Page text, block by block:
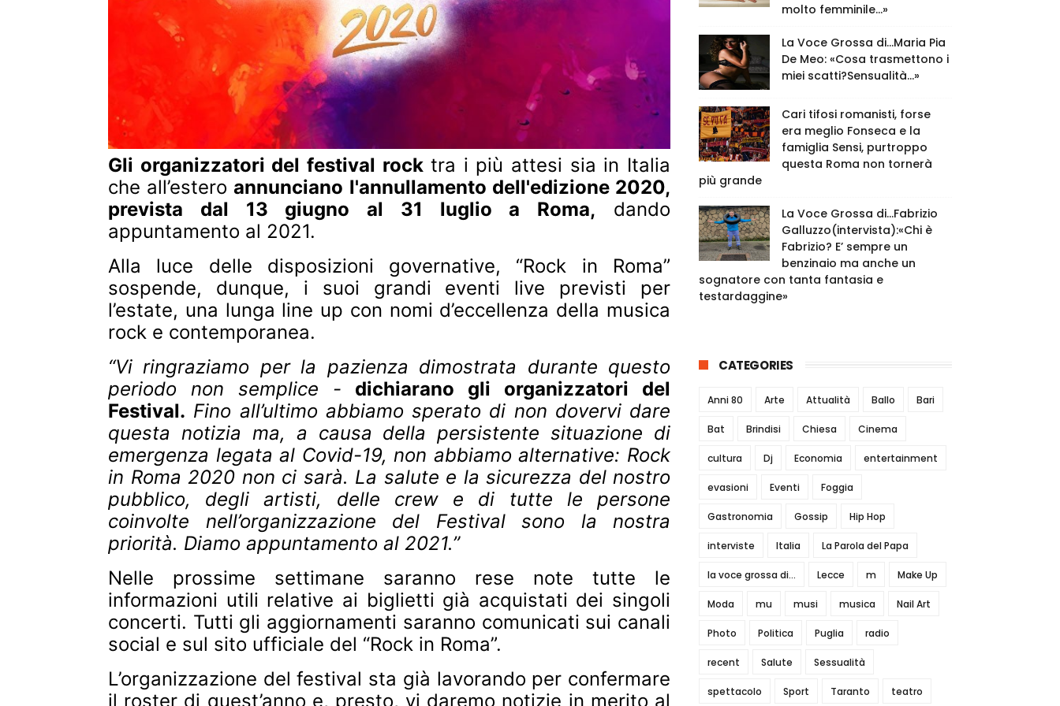
Gli organizzatori del festival rocktra i più attesi sia in Italia
che all’esteroannunciano l'annullamento dell'edizione 2020,
prevista dal 13 giugno al 31 luglio a Roma, dando
appuntamento al 2021.
Alla luce delle disposizioni governative, “Rock in Roma”
sospende, dunque, i suoi grandi eventi live previsti per
l’estate, una lunga line up con nomi d’eccellenza della musica
rock e contemporanea.
“Vi ringraziamo per la pazienza dimostrata durante questo
periodo non semplice - dichiarano gli organizzatori del
Festival. Fino all’ultimo abbiamo sperato di non dovervi dare
questa notizia ma, a causa della persistente situazione di
emergenza legata al Covid-19, non abbiamo alternative: Rock
in Roma 2020 non ci sarà. La salute e la sicurezza del nostro
pubblico, degli artisti, delle crew e di tutte le persone
coinvolte nell’organizzazione del Festival sono la nostra
priorità. Diamo appuntamento al 2021.”
Nelle prossime settimane saranno rese note tutte le
informazioni utili relative ai biglietti già acquistati dei singoli
concerti. Tutti gli aggiornamenti saranno comunicati sui canali
social e sul sito ufficiale del “Rock in Roma”.
L’organizzazione del festival sta già lavorando per confermare
il roster di quest’anno e, presto, vi daremo notizie in merito al
molto femminile…»
La Voce Grossa di…Maria Pia
De Meo: «Cosa trasmettono i
miei scatti?Sensualità…»
Cari tifosi romanisti, forse
era meglio Fonseca e la
famiglia Sensi, purtroppo
questa Roma non tornerà
più grande
La Voce Grossa di…Fabrizio
Galluzzo(intervista):«Chi è
Fabrizio? E’ sempre un
benzinaio ma anche un
sognatore con tanta fantasia e
testardaggine»
CATEGORIES
Anni 80 Arte Attualità Ballo Bari
Bat Brindisi Chiesa Cinema
cultura Dj Economia entertainment
evasioni Eventi Foggia
Gastronomia Gossip Hip Hop
interviste Italia La Parola del Papa
la voce grossa di... Lecce m Make Up
Moda mu musi musica Nail Art
Photo Politica Puglia radio
recent Salute Sessualità
spettacolo Sport Taranto teatro